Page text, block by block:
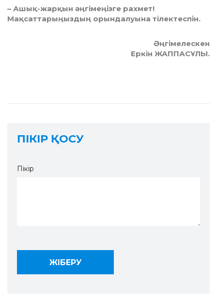
– Ашық-жарқын әңгімеңізге рахмет!
Мақсаттарыңыздың орындалуына ті­лек­теспін.
Әңгімелескен
Еркін ЖАППАСҰЛЫ.
ПІКІР ҚОСУ
Пікір